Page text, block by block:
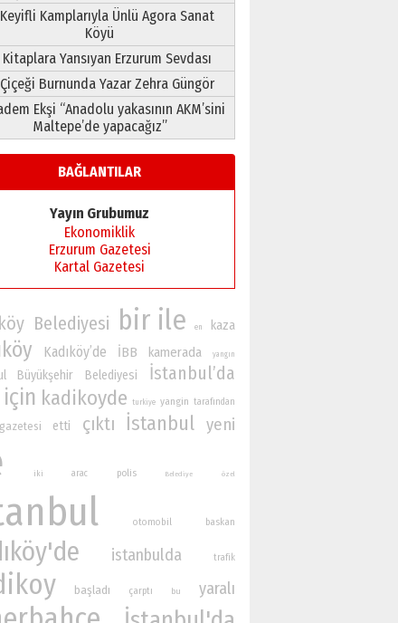
Kamplarıyla Ünlü Agora Sanat
Köyü
Yansıyan Erzurum Sevdası
Burnunda Yazar Zehra Güngör
Ekşi “Anadolu yakasının AKM’sini
Maltepe’de yapacağız”
BAĞLANTILAR
Yayın Grubumuz
Ekonomiklik
Erzurum Gazetesi
Kartal Gazetesi
Belediyesi bir ile en kaza
Kadıköy’de İBB kamerada yangın
Büyükşehir Belediyesi
İstanbul’da
için kadikoyde turkiye yangin tarafından
gazetesi etti çıktı İstanbul yeni
iki arac polis Belediye özel
otomobil baskan
istanbulda trafik
başladı çarptı bu yaralı